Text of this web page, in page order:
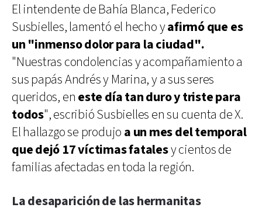
El intendente de Bahía Blanca, Federico
Susbielles, lamentó el hecho yafirmó que es
un "inmenso dolor para la ciudad".
"Nuestras condolencias y acompañamiento a
sus papás Andrés y Marina, y a sus seres
queridos, en este día tan duro y triste para
todos", escribió Susbielles en su cuenta de X.
El hallazgo se produjo a un mes del temporal
que dejó 17 víctimas fatalesy cientos de
familias afectadas en toda la región.
La desaparición de las hermanitas